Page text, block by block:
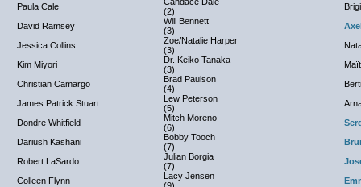
Paula Cale
(2)
David Ramsey
Will Bennett
(3)
Jessica Collins
Zoe/Natalie Harper
(3)
Kim Miyori
Dr. Keiko Tanaka
(3)
Christian Camargo
Brad Paulson
(4)
James Patrick Stuart
Lew Peterson
(5)
Dondre Whitfield
Mitch Moreno
(6)
Dariush Kashani
Bobby Tooch
(7)
Robert LaSardo
Julian Borgia
(7)
Colleen Flynn
Lacy Jensen